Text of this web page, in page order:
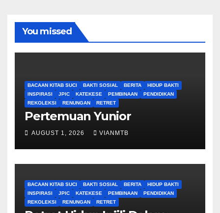
You missed
BACAAN KITAB SUCI BAKTI SOSIAL BERITA
HIDUP BAKTI
INSPIRASI
JPIC KATEKESE PEMBINAAN
PENDIDIKAN
REKOLEKSI
RENUNGAN RETRET
Pertemuan Yunior
AUGUST 1, 2026 VIANMTB
BACAAN KITAB SUCI BAKTI SOSIAL BERITA
HIDUP BAKTI
INSPIRASI
JPIC KATEKESE PEMBINAAN
PENDIDIKAN
REKOLEKSI
RENUNGAN RETRET